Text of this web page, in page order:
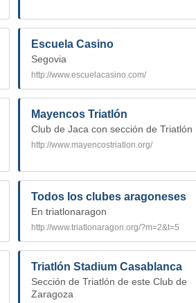
Escuela Casino
Segovia
http://www.escuelacasino.com/
Mayencos Triatlón
Club de Jaca con sección de Triatlón
http://www.mayencostriatlon.org/
Todos los clubes aragoneses
En triatlonaragon
http://www.triatlonaragon.org/?m=2&t=5
Triatlón Stadium Casablanca
Sección de Triatlón de este Club de
Zaragoza